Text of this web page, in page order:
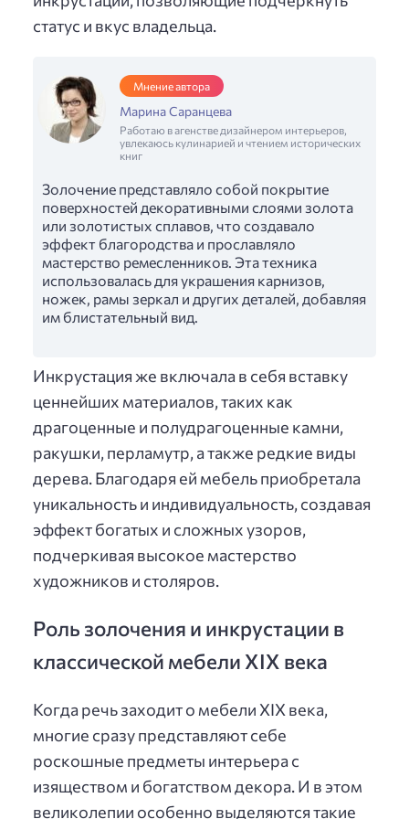
статус и вкус владельца.
Мнение автора
Марина Саранцева
Работаю в агенстве дизайнером интерьеров,
увлекаюсь кулинарией и чтением исторических
книг
Золочение представляло собой покрытие
поверхностей декоративными слоями золота
или золотистых сплавов, что создавало
эффект благородства и прославляло
мастерство ремесленников. Эта техника
использовалась для украшения карнизов,
ножек, рамы зеркал и других деталей, добавляя
им блистательный вид.
Инкрустация же включала в себя вставку
ценнейших материалов, таких как
драгоценные и полудрагоценные камни,
ракушки, перламутр, а также редкие виды
дерева. Благодаря ей мебель приобретала
уникальность и индивидуальность, создавая
эффект богатых и сложных узоров,
подчеркивая высокое мастерство
художников и столяров.
Роль золочения и инкрустации в
классической мебели XIX века
Когда речь заходит о мебели XIX века,
многие сразу представляют себе
роскошные предметы интерьера с
изяществом и богатством декора. И в этом
великолепии особенно выделяются такие